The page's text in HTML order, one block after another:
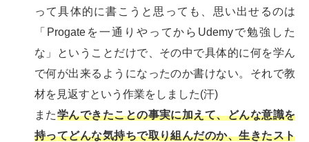
って具体的に書こうと思っても、思い出せるのは
「Progateを一通りやってからUdemyで勉強した
な」ということだけで、その中で具体的に何を学ん
で何が出来るようになったのか書けない。それで教
材を見返すという作業をしました(汗)
また学んできたことの事実に加えて、どんな意識を
持ってどんな気持ちで取り組んだのか、生きたスト